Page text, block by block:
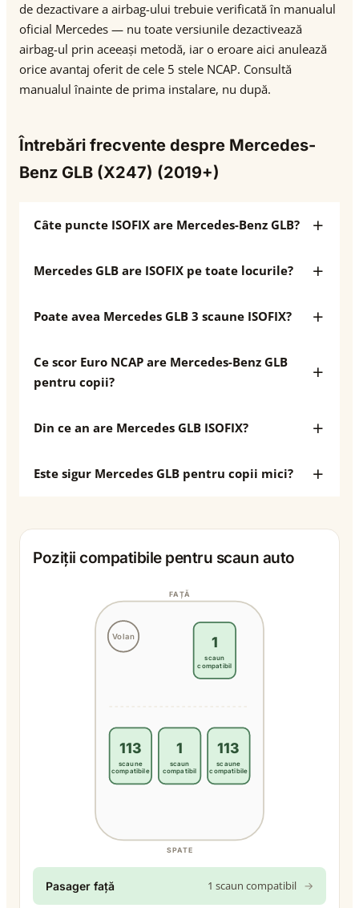
de dezactivare a airbag-ului trebuie verificată în manualul
oficial Mercedes — nu toate versiunile dezactivează
airbag-ul prin aceeași metodă, iar o eroare aici anulează
orice avantaj oferit de cele 5 stele NCAP. Consultă
manualul înainte de prima instalare, nu după.
Întrebări frecvente despre Mercedes-
Benz GLB (X247) (2019+)
Câte puncte ISOFIX are Mercedes-Benz GLB?
Mercedes GLB are ISOFIX pe toate locurile?
Poate avea Mercedes GLB 3 scaune ISOFIX?
Ce scor Euro NCAP are Mercedes-Benz GLB
pentru copii?
Din ce an are Mercedes GLB ISOFIX?
Este sigur Mercedes GLB pentru copii mici?
Poziții compatibile pentru scaun auto
Volan
FAȚĂ
SPATE
1
scaun
compatibil
113
scaune
compatibile
1
scaun
compatibil
113
scaune
compatibile
Pasager față 1 scaun compatibil →